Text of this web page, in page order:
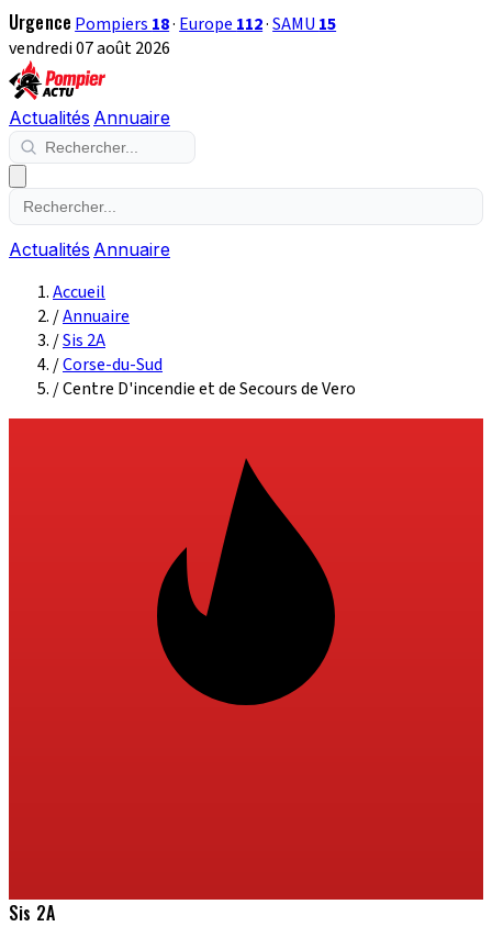
Urgence Pompiers 18· Europe 112·SAMU 15
vendredi 07 août 2026
Actualités Annuaire
Actualités Annuaire
Accueil
/Annuaire
/Sis 2A
/Corse-du-Sud
/Centre D'incendie et de Secours de Vero
Sis 2A